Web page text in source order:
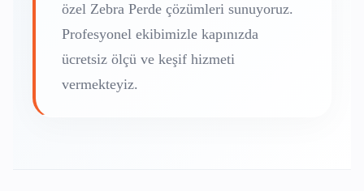
özel Zebra Perde çözümleri sunuyoruz.
Profesyonel ekibimizle kapınızda
ücretsiz ölçü ve keşif hizmeti
vermekteyiz.